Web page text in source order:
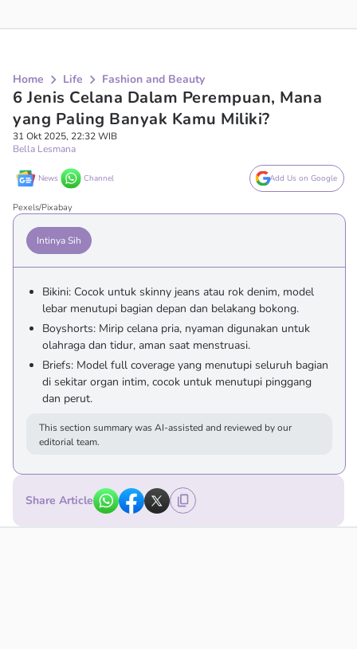
Home Life Fashion and Beauty
6 Jenis Celana Dalam Perempuan, Mana
yang Paling Banyak Kamu Miliki?
31 Okt 2025, 22:32 WIB
Bella Lesmana
News Channel Add Us on Google
Pexels/Pixabay
Intinya Sih
Bikini: Cocok untuk skinny jeans atau rok denim, model
lebar menutupi bagian depan dan belakang bokong.
Boyshorts: Mirip celana pria, nyaman digunakan untuk
olahraga dan tidur, aman saat menstruasi.
Briefs: Model full coverage yang menutupi seluruh bagian
di sekitar organ intim, cocok untuk menutupi pinggang
dan perut.
This section summary was AI-assisted and reviewed by our
editorial team.
Share Article